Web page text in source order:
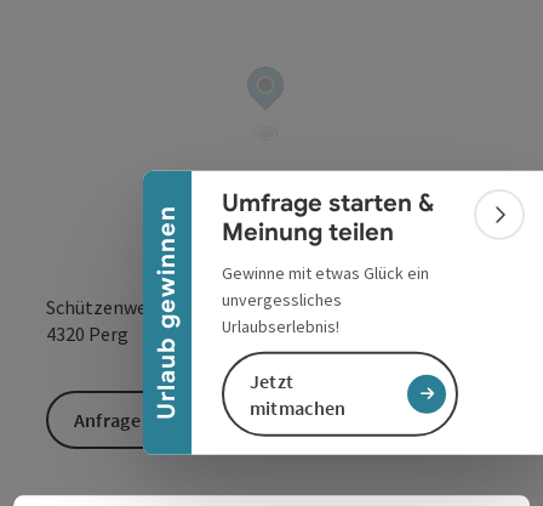
Urlaub gewinnen
Banner einklappen
Umfrage starten &
Meinung teilen
Gewinne mit etwas Glück ein
unvergessliches
Urlaubserlebnis!
Jetzt
mitmachen
Schützenweg 17
4320 Perg
Anfrage senden